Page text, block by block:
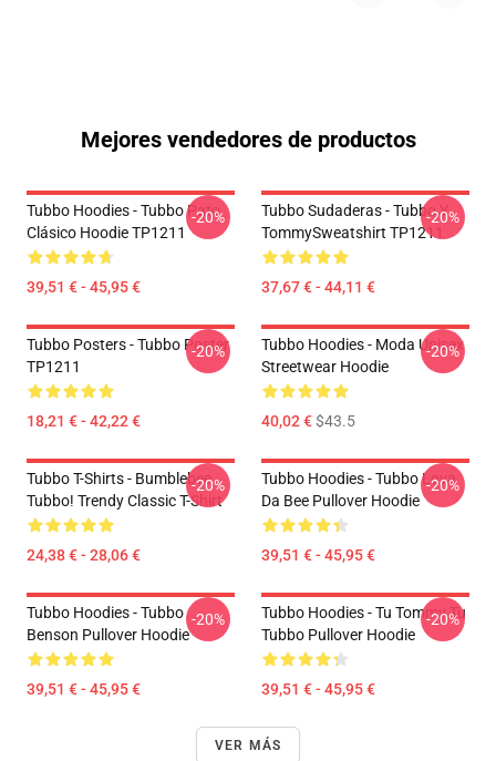
Mejores vendedores de productos
Tubbo Hoodies - Tubbo Pato
Clásico Hoodie TP1211
39,51 € - 45,95 €
-20%
Tubbo Sudaderas - Tubbo Y
TommySweatshirt TP1211
37,67 € - 44,11 €
-20%
Tubbo Posters - Tubbo Poster
TP1211
18,21 € - 42,22 €
-20%
Tubbo Hoodies - Moda Unisex
Streetwear Hoodie
40,02 €$43.5
-20%
Tubbo T-Shirts - Bumblebee
Tubbo! Trendy Classic T-Shirt
24,38 € - 28,06 €
-20%
Tubbo Hoodies - Tubbo Lova
Da Bee Pullover Hoodie
39,51 € - 45,95 €
-20%
Tubbo Hoodies - Tubbo
Benson Pullover Hoodie
39,51 € - 45,95 €
-20%
Tubbo Hoodies - Tu Tommy Tu
Tubbo Pullover Hoodie
39,51 € - 45,95 €
-20%
VER MÁS